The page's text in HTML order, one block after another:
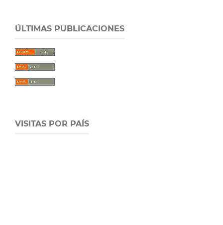
ÚLTIMAS PUBLICACIONES
VISITAS POR PAÍS